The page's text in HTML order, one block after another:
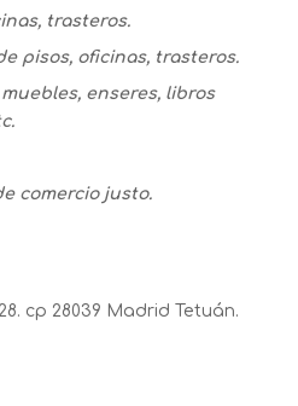
trasteros.
pisos, oficinas, trasteros.
enseres, libros
comercio justo.
cp 28039 Madrid Tetuán.